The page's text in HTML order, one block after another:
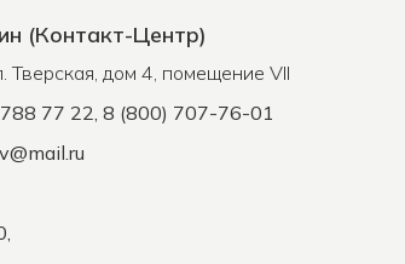
(Контакт-Центр)
Тверская, дом 4, помещение VII
77 22, 8 (800) 707-76-01